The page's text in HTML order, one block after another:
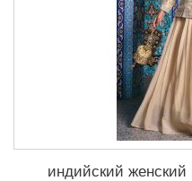
индийский